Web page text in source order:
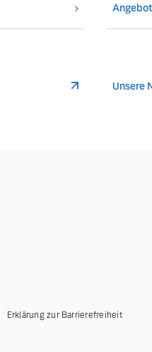
Unsere
Erklärung zur Barrierefreiheit